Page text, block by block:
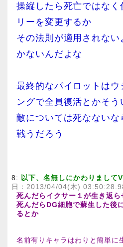
操縦したら死亡ではな
リーを変更するか
その法則が適用されない
かないんだよな
最終的なパイロットはウ
ングで全員復活とかそう
敵については死なないな
戦うだろう
8: 以下、名無しにかわりまして
日：2013/04/04(木)
死んだらイクサー１が生き返
死んだらDG細胞で蘇生した後
るとか
名前有りキャラはわりと簡単に